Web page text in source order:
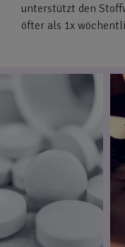
unterstützt den
öfter als 1x